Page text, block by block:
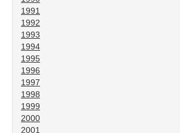
1991
1992
1993
1994
1995
1996
1997
1998
1999
2000
2001